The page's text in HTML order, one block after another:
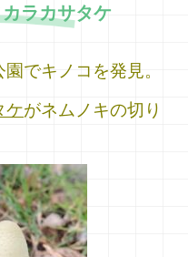
ラカサタケ
でキノコを発見。
ケがネムノキの切り